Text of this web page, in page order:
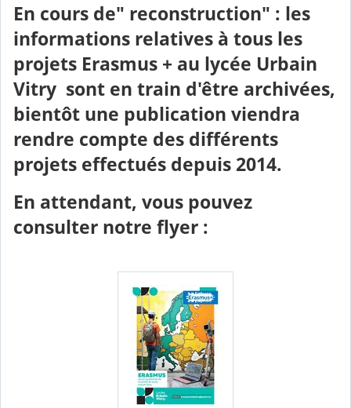
En cours de" reconstruction" : les
informations relatives à tous les
projets Erasmus + au lycée Urbain
Vitry sont en train d'être archivées,
bientôt une publication viendra
rendre compte des différents
projets effectués depuis 2014.
En attendant, vous pouvez
consulter notre flyer :